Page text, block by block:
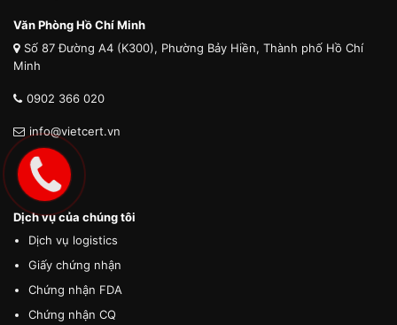
Văn Phòng Hồ Chí Minh
Số 87 Đường A4 (K300), Phường Bảy Hiền, Thành phố Hồ Chí
Minh
0902 366 020
info@vietcert.vn
Dịch vụ của chúng tôi
Dịch vụ logistics
Giấy chứng nhận
Chứng nhận FDA
Chứng nhận CQ